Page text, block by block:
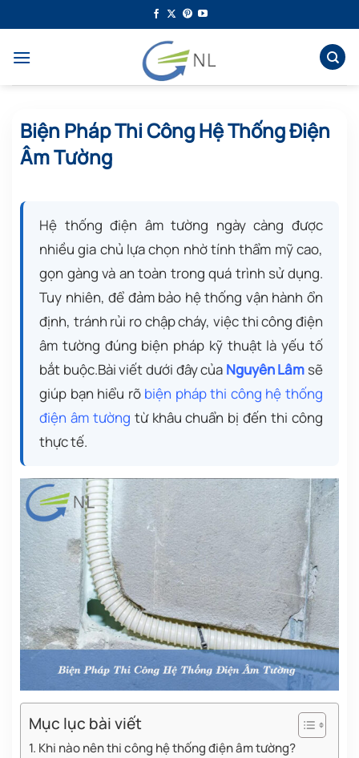
qua
dung
Biện Pháp Thi Công Hệ Thống Điện
Âm Tường
Hệ thống điện âm tường ngày càng được
nhiều gia chủ lựa chọn nhờ tính thẩm mỹ cao,
gọn gàng và an toàn trong quá trình sử dụng.
Tuy nhiên, để đảm bảo hệ thống vận hành ổn
định, tránh rủi ro chập cháy, việc thi công điện
âm tường đúng biện pháp kỹ thuật là yếu tố
bắt buộc.Bài viết dưới đây của Nguyên Lâm sẽ
giúp bạn hiểu rõ biện pháp thi công hệ thống
điện âm tường từ khâu chuẩn bị đến thi công
thực tế.
Mục lục bài viết
1. Khi nào nên thi công hệ thống điện âm tường?